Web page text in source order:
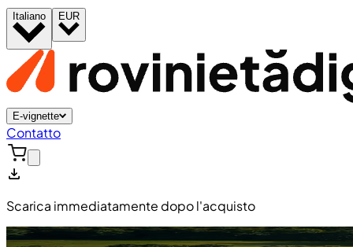
Italiano EUR
E-vignette
Contatto
Scarica immediatamente dopo l'acquisto